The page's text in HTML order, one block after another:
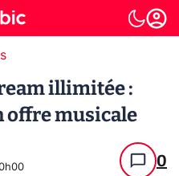
illimitée :
offre musicale
0